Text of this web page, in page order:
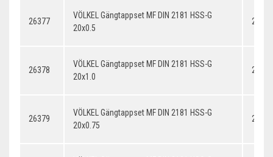
26377
VÖLKEL Gängtappset MF DIN 2181 HSS-G
20x0.5
26378
VÖLKEL Gängtappset MF DIN 2181 HSS-G
20x1.0
26379
VÖLKEL Gängtappset MF DIN 2181 HSS-G
20x0.75